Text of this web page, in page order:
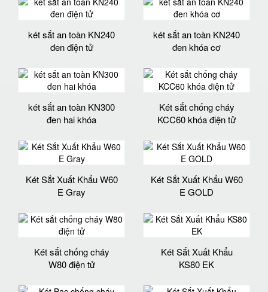
két sắt an toàn KN240
đen điện tử
két sắt an toàn KN240
đen khóa cơ
két sắt an toàn KN300
đen hai khóa
Két sắt chống cháy
KCC60 khóa điện tử
Két Sắt Xuất Khẩu W60
E Gray
Két Sắt Xuất Khẩu W60
E GOLD
Két sắt chống cháy
W80 điện tử
Két Sắt Xuất Khẩu
KS80 EK